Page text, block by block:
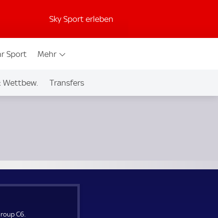
Sky Sport erleben
Sport Mehr
Wettbew. Transfers
C6.